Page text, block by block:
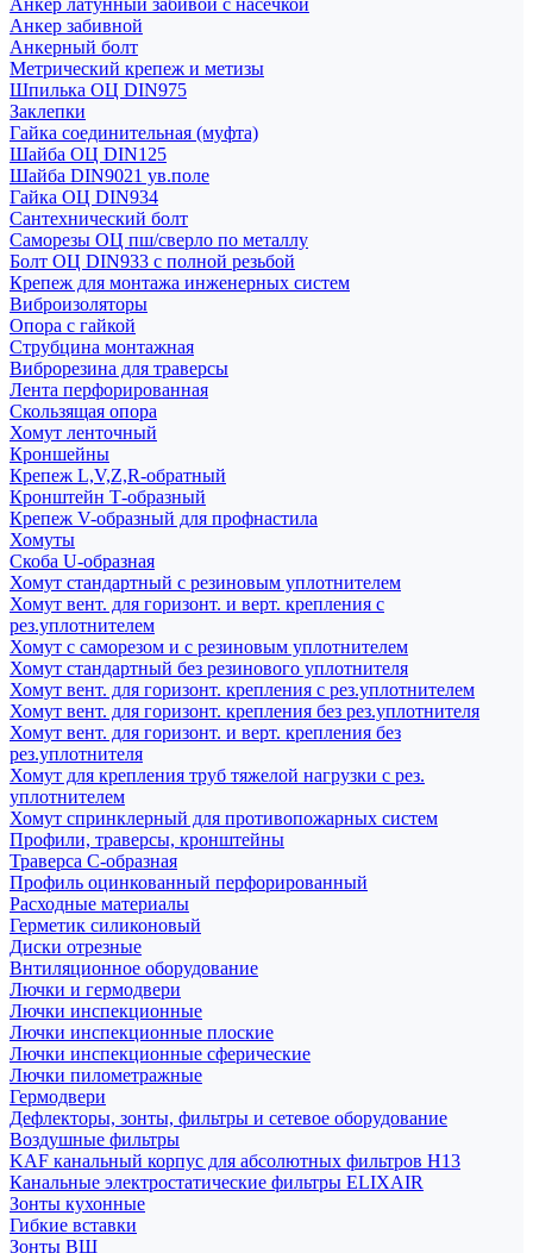
Анкер латунный забивой с насечкой
Анкер забивной
Анкерный болт
Метрический крепеж и метизы
Шпилька ОЦ DIN975
Заклепки
Гайка соединительная (муфта)
Шайба ОЦ DIN125
Шайба DIN9021 ув.поле
Гайка ОЦ DIN934
Сантехнический болт
Саморезы ОЦ пш/сверло по металлу
Болт ОЦ DIN933 с полной резьбой
Крепеж для монтажа инженерных систем
Виброизоляторы
Опора с гайкой
Струбцина монтажная
Виброрезина для траверсы
Лента перфорированная
Скользящая опора
Хомут ленточный
Кроншейны
Крепеж L,V,Z,R-обратный
Кронштейн Т-образный
Крепеж V-образный для профнастила
Хомуты
Скоба U-образная
Хомут стандартный с резиновым уплотнителем
Хомут вент. для горизонт. и верт. крепления с
рез.уплотнителем
Хомут с саморезом и с резиновым уплотнителем
Хомут стандартный без резинового уплотнителя
Хомут вент. для горизонт. крепления с рез.уплотнителем
Хомут вент. для горизонт. крепления без рез.уплотнителя
Хомут вент. для горизонт. и верт. крепления без
рез.уплотнителя
Хомут для крепления труб тяжелой нагрузки с рез.
уплотнителем
Хомут спринклерный для противопожарных систем
Профили, траверсы, кронштейны
Траверса С-образная
Профиль оцинкованный перфорированный
Расходные материалы
Герметик силиконовый
Диски отрезные
Внтиляционное оборудование
Лючки и гермодвери
Лючки инспекционные
Лючки инспекционные плоские
Лючки инспекционные сферические
Лючки пилометражные
Гермодвери
Дефлекторы, зонты, фильтры и сетевое оборудование
Воздушные фильтры
KAF канальный корпус для абсолютных фильтров H13
Канальные электростатические фильтры ELIXAIR
Зонты кухонные
Гибкие вставки
Зонты ВШ